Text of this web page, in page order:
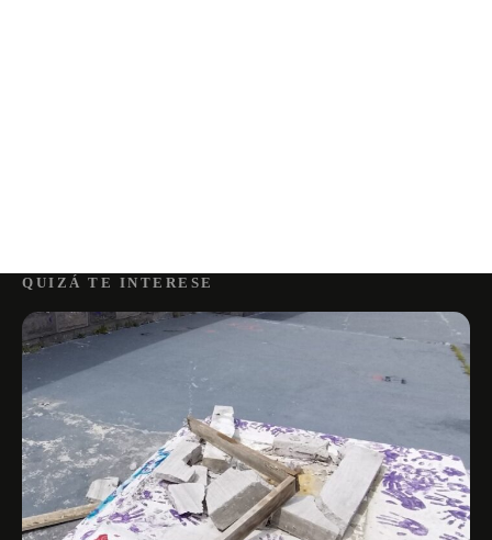
QUIZÁ TE INTERESE